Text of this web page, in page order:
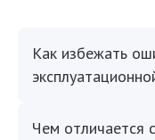
Как избежать
Чем отличается